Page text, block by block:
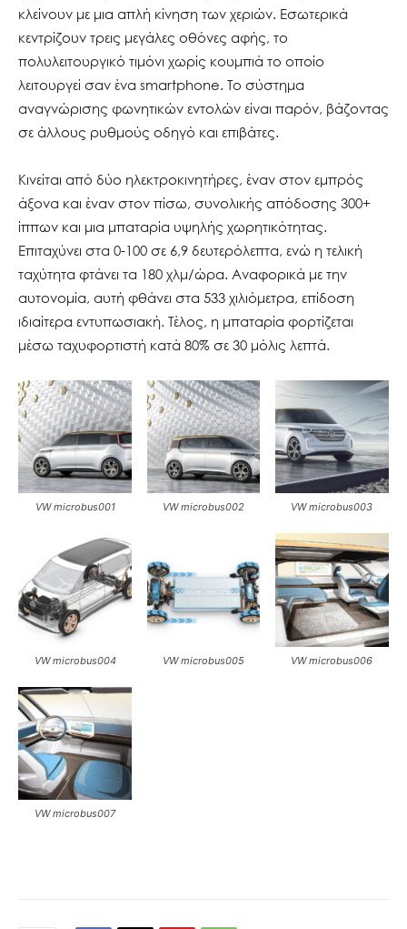
κλείνουν με μια απλή κίνηση των χεριών. Εσωτερικά
κεντρίζουν τρεις μεγάλες οθόνες αφής, το
πολυλειτουργικό τιμόνι χωρίς κουμπιά το οποίο
λειτουργεί σαν ένα smartphone. Το σύστημα
αναγνώρισης φωνητικών εντολών είναι παρόν, βάζοντας
σε άλλους ρυθμούς οδηγό και επιβάτες.
Κινείται από δύο ηλεκτροκινητήρες, έναν στον εμπρός
άξονα και έναν στον πίσω, συνολικής απόδοσης 300+
ίππων και μια μπαταρία υψηλής χωρητικότητας.
Επιταχύνει στα 0-100 σε 6,9 δευτερόλεπτα, ενώ η τελική
ταχύτητα φτάνει τα 180 χλμ/ώρα. Αναφορικά με την
αυτονομία, αυτή φθάνει στα 533 χιλιόμετρα, επίδοση
ιδιαίτερα εντυπωσιακή. Τέλος, η μπαταρία φορτίζεται
μέσω ταχυφορτιστή κατά 80% σε 30 μόλις λεπτά.
VW microbus001 VW microbus002 VW microbus003
VW microbus004 VW microbus005 VW microbus006
VW microbus007